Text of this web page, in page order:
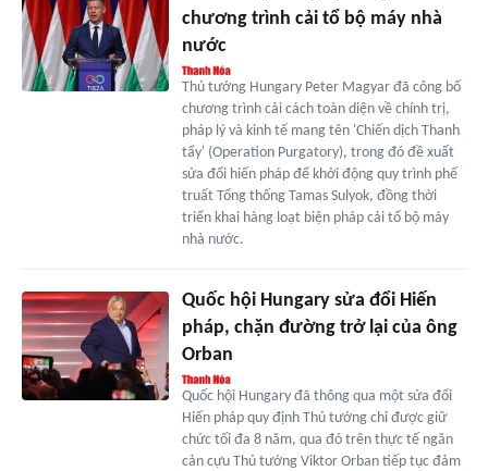
chương trình cải tổ bộ máy nhà
nước
Thủ tướng Hungary Peter Magyar đã công bố
chương trình cải cách toàn diện về chính trị,
pháp lý và kinh tế mang tên 'Chiến dịch Thanh
tẩy' (Operation Purgatory), trong đó đề xuất
sửa đổi hiến pháp để khởi động quy trình phế
truất Tổng thống Tamas Sulyok, đồng thời
triển khai hàng loạt biện pháp cải tổ bộ máy
nhà nước.
Quốc hội Hungary sửa đổi Hiến
pháp, chặn đường trở lại của ông
Orban
Quốc hội Hungary đã thông qua một sửa đổi
Hiến pháp quy định Thủ tướng chỉ được giữ
chức tối đa 8 năm, qua đó trên thực tế ngăn
cản cựu Thủ tướng Viktor Orban tiếp tục đảm